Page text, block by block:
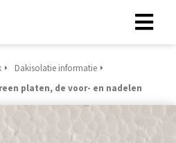
Dakisolatie informatie
platen, de voor- en nadelen